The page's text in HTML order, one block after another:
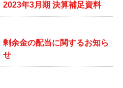
2023年3月期 決算補足資料
剰余金の配当に関するお知ら
せ